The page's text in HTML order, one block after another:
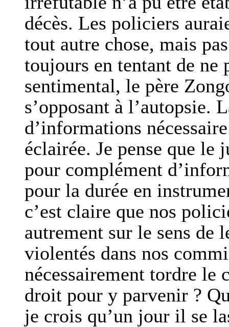
décès. Les policiers
tout autre chose, mais
toujours en tentant de ne
sentimental, le père
s’opposant à l’autopsie.
d’informations
éclairée. Je pense que le
pour complément
pour la durée en
c’est claire que nos
autrement sur le sens de
violentés dans nos
nécessairement tordre le
droit pour y parvenir ?
je crois qu’un jour il se